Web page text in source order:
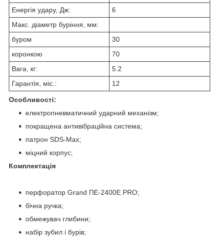
Енергія удару, Дж:
6
Макс. діаметр буріння, мм:
буром
30
коронкою
70
Вага, кг:
5.2
Гарантія, міс.:
12
Особливості:
електропневматичний ударний механізм;
покращена антивібраційна система;
патрон SDS-Max;
міцний корпус;
Комплектація
перфоратор Grand ПЕ-2400Е PRO;
бічна ручка;
обмежувач глибини;
набір зубил і бурів;